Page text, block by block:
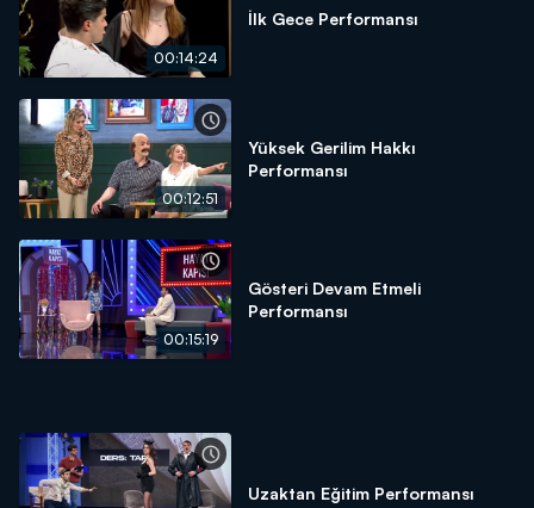
00:14:24
İlk Gece Performansı
00:12:51
Yüksek Gerilim Hakkı
Performansı
00:15:19
Gösteri Devam Etmeli
Performansı
Uzaktan Eğitim Performansı